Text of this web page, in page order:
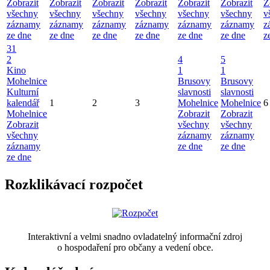
Zobrazit
všechny
záznamy
ze dne
Zobrazit
všechny
záznamy
ze dne
Zobrazit
všechny
záznamy
ze dne
Zobrazit
všechny
záznamy
ze dne
Zobrazit
všechny
záznamy
ze dne
Zobrazit
všechny
záznamy
ze dne
31
2
Kino
Mohelnice
Kulturní
kalendář
Mohelnice
Zobrazit
všechny
záznamy
ze dne
1 2 3
4
1
Brusovy
slavnosti
Mohelnice
Zobrazit
všechny
záznamy
ze dne
5
1
Brusovy
slavnosti
Mohelnice
Zobrazit
všechny
záznamy
ze dne
6
Rozklikávací rozpočet
Interaktivní a velmi snadno ovladatelný informační zdroj
o hospodaření pro občany a vedení obce.